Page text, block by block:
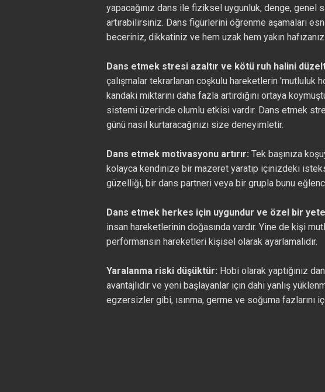
yapacağınız dans ile fiziksel uygunluk, denge, genel
artırabilirsiniz. Dans figürlerini öğrenme aşamaları
beceriniz, dikkatiniz ve hem uzak hem yakın
Dans etmek stresi azaltır ve kötü ruh halini
çalışmalar tekrarlanan coşkulu hareketlerin
kandaki miktarını daha fazla artırdığını ortaya
sistemi üzerinde olumlu etkisi vardır. Dans etmek
günü nasıl kurtaracağınızı size deneyimletir.
Dans etmek motivasyonu artırır: Tek başınıza
kolayca kendinize bir mazeret yaratıp içinizdeki
güzelliği, bir dans partneri veya bir grupla bunu
Dans etmek herkes için uygundur ve özel bir
insan hareketlerinin doğasında vardır. Yine de kişi
performansın hareketleri kişisel olarak ayarlamalıdır.
Yaralanma riski düşüktür: Hobi olarak yaptığınız
avantajlıdır ve yeni başlayanlar için dahi yanlış
egzersizler gibi, ısınma, germe ve soğuma fazlarını